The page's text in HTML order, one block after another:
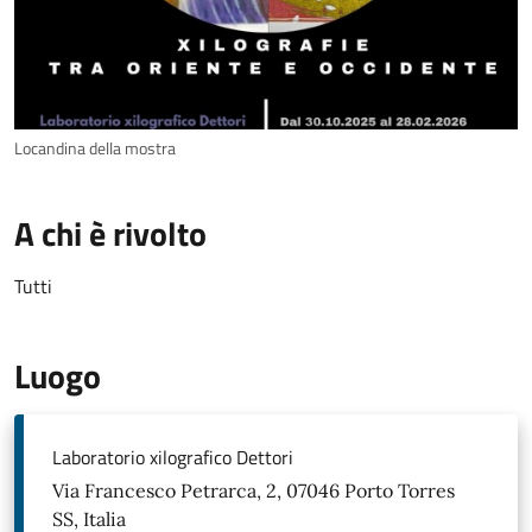
Locandina della mostra
A chi è rivolto
Tutti
Luogo
Laboratorio xilografico Dettori
Via Francesco Petrarca, 2, 07046 Porto Torres
SS, Italia